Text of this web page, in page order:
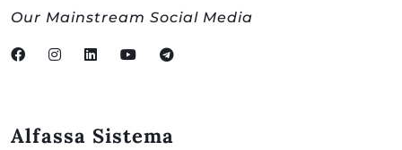
Our Mainstream Social Media
Alfassa Sistema